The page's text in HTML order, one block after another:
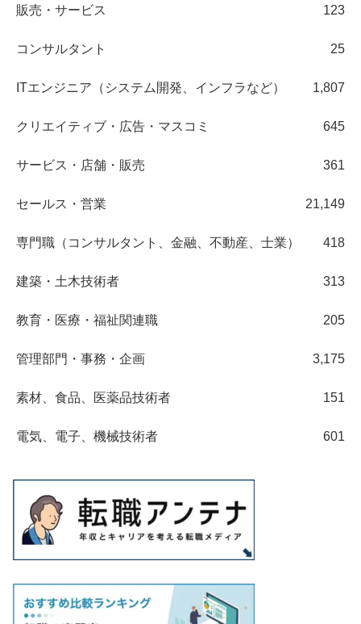
販売・サービス 123
コンサルタント 25
ITエンジニア（システム開発、インフラなど） 1,807
クリエイティブ・広告・マスコミ 645
サービス・店舗・販売 361
セールス・営業 21,149
専門職（コンサルタント、金融、不動産、士業） 418
建築・土木技術者 313
教育・医療・福祉関連職 205
管理部門・事務・企画 3,175
素材、食品、医薬品技術者 151
電気、電子、機械技術者 601